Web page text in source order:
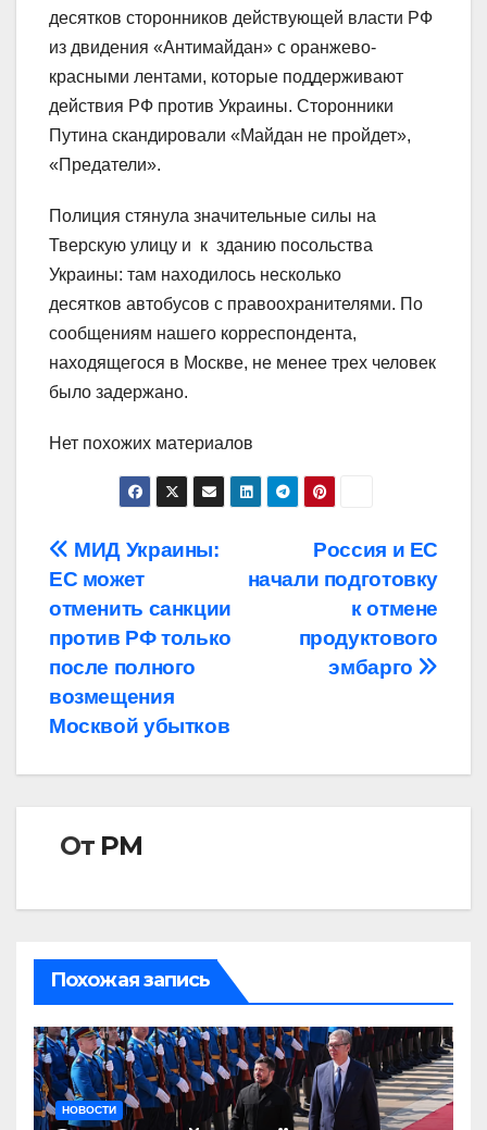
десятков сторонников действующей власти РФ
из двидения «Антимайдан» с оранжево-
красными лентами, которые поддерживают
действия РФ против Украины. Сторонники
Путина скандировали «Майдан не пройдет»,
«Предатели».
Полиция стянула значительные силы на
Тверскую улицу и к зданию посольства
Украины: там находилось несколько
десятков автобусов с правоохранителями. По
сообщениям нашего корреспондента,
находящегося в Москве, не менее трех человек
было задержано.
Нет похожих материалов
Навигация
по
записям
Россия и ЕС
начали подготовку
к отмене
продуктового
эмбарго
МИД Украины:
ЕС может
отменить санкции
против РФ только
после полного
возмещения
Москвой убытков
От РМ
Похожая запись
НОВОСТИ